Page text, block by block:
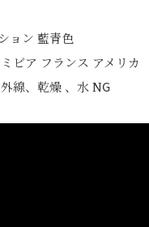
ョン 藍青色
ビア フランス アメリカ
線、乾燥 、水 NG